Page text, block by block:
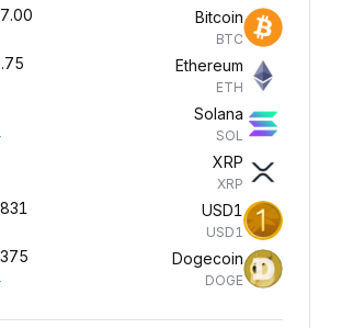
Bitcoin
BTC
Ethereum
ETH
Solana
SOL
XRP
XRP
USD1
USD1
Dogecoin
DOGE